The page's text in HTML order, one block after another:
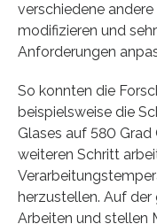
verschiedene
modifizieren und
Anforderungen
So konnten die
beispielsweise die
Glases auf 580 Grad
weiteren Schritt
herzustellen. Auf der
Arbeiten und stellen